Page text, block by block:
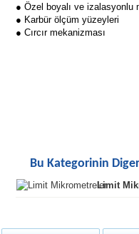
● Özel boyalı ve izalasyonlu
● Karbür ölçüm yüzeyleri
● Cırcır mekanizması
Bu Kategorinin
Limit